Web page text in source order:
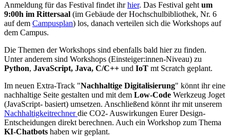
Anmeldung für das Festival findet ihrhier. Das Festival geht um
9:00h im Rittersaal (im Gebäude der Hochschulbibliothek, Nr. 6
auf dem Campusplan) los, danach verteilen sich die Workshops auf
dem Campus.
Die Themen der Workshops sind ebenfalls bald hier zu finden.
Unter anderem sind Workshops (Einsteiger:innen-Niveau) zu
Python, JavaScript, Java, C/C++ und IoT mt Scratch geplant.
Im neuen Extra-Track "Nachhaltige Digitalisierung" könnt ihr eine
nachhaltige Seite gestalten und mit dem Low-Code Werkzeug Joget
(JavaScript- basiert) umsetzen. Anschließend könnt ihr mit unserem
Nachhaltigkeitrechnerdie CO2- Auswirkungen Eurer Design-
Entscheidungen direkt berechnen. Auch ein Workshop zum Thema
KI-Chatbots haben wir geplant.